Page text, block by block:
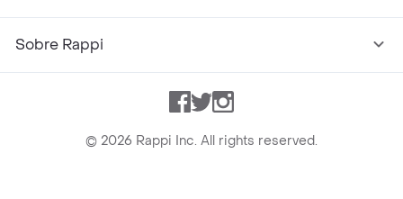
Sobre Rappi
Facebook
TwitterInstagram
© 2026 Rappi Inc. All rights reserved.